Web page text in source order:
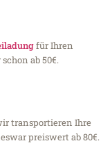
für Ihren
ab 50€.
transportieren Ihre
preiswert ab 80€.